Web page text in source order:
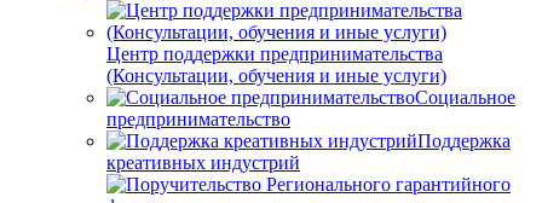
Центр поддержки предпринимательства
(Консультации, обучения и иные услуги)
Социальное
предпринимательство
Поддержка
креативных индустрий